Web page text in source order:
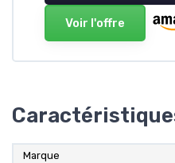
Voir l'offre
Marque